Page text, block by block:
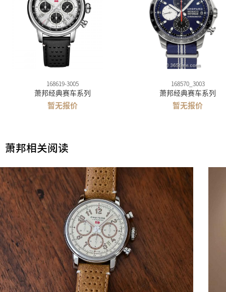
168619-3005
萧邦经典赛车系列
暂无报价
168570_3003
萧邦经典赛车系列
暂无报价
萧邦相关阅读